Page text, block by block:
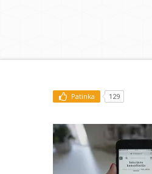
Patinka 129